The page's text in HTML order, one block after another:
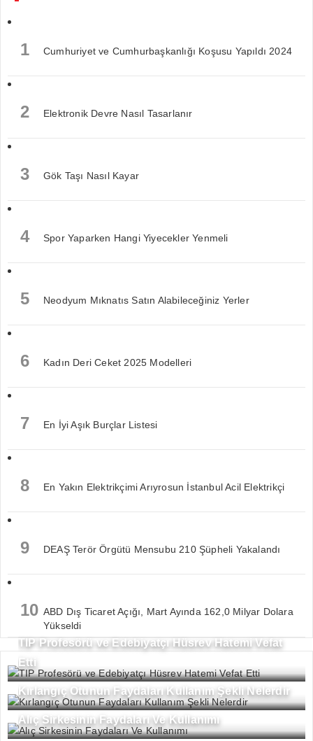
1 Cumhuriyet ve Cumhurbaşkanlığı Koşusu Yapıldı 2024
2 Elektronik Devre Nasıl Tasarlanır
3 Gök Taşı Nasıl Kayar
4 Spor Yaparken Hangi Yiyecekler Yenmeli
5 Neodyum Mıknatıs Satın Alabileceğiniz Yerler
6 Kadın Deri Ceket 2025 Modelleri
7 En İyi Aşık Burçlar Listesi
8 En Yakın Elektrikçimi Arıyrosun İstanbul Acil Elektrikçi
9 DEAŞ Terör Örgütü Mensubu 210 Şüpheli Yakalandı
10 ABD Dış Ticaret Açığı, Mart Ayında 162,0 Milyar Dolara
Yükseldi
TIP Profesörü ve Edebiyatçı Hüsrev Hatemi Vefat
Etti
Kırlangıç Otunun Faydaları Kullanım Şekli Nelerdir
Alıç Sirkesinin Faydaları Ve Kullanımı